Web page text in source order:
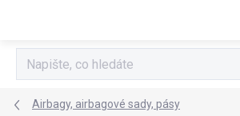
Airbagy, airbagové sady, pásy